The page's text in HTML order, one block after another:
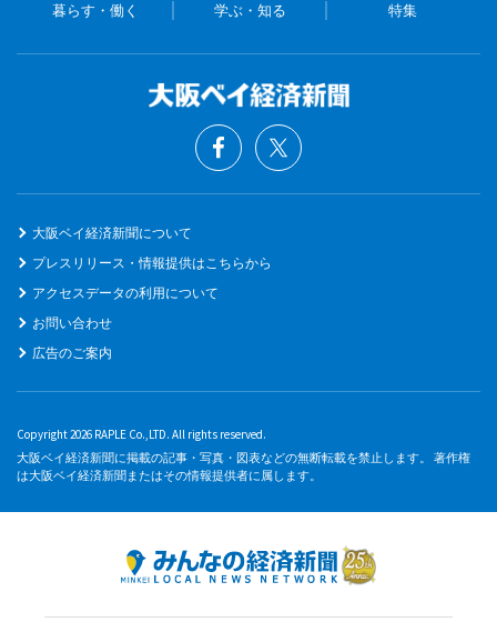
暮らす・働く 学ぶ・知る 特集
大阪ベイ経済新聞について
プレスリリース・情報提供はこちらから
アクセスデータの利用について
お問い合わせ
広告のご案内
Copyright 2026 RAPLE Co.,LTD. All rights reserved.
大阪ベイ経済新聞に掲載の記事・写真・図表などの無断転載を禁止します。 著作権
は大阪ベイ経済新聞またはその情報提供者に属します。